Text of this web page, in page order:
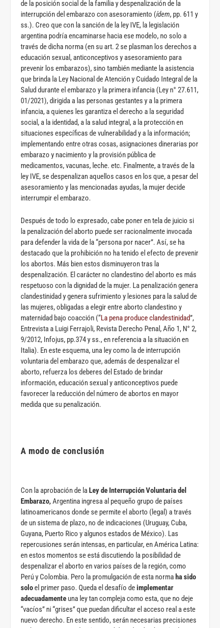
de la posición social de la familia y despenalización de la
interrupción del embarazo con asesoramiento (ídem, pp. 611 y
ss.). Creo que con la sanción de la ley IVE, la legislación
argentina podría encaminarse hacia ese modelo, no solo a
través de dicha norma (en su art. 2 se plasman los derechos a
educación sexual, anticonceptivos y asesoramiento para
prevenir los embarazos), sino también mediante la asistencia
que brinda la Ley Nacional de Atención y Cuidado Integral de la
Salud durante el embarazo y la primera infancia (Ley n° 27.611,
01/2021), dirigida a las personas gestantes y a la primera
infancia, a quienes les garantiza el derecho a la seguridad
social, a la identidad, a la salud integral, a la protección en
situaciones específicas de vulnerabilidad y a la información;
implementando entre otras cosas, asignaciones dinerarias por
embarazo y nacimiento y la provisión pública de
medicamentos, vacunas, leche. etc. Finalmente, a través de la
ley IVE, se despenalizan aquellos casos en los que, a pesar del
asesoramiento y las mencionadas ayudas, la mujer decide
interrumpir el embarazo.
Después de todo lo expresado, cabe poner en tela de juicio si
la penalización del aborto puede ser racionalmente invocada
para defender la vida de la “persona por nacer”. Así, se ha
destacado que la prohibición no ha tenido el efecto de prevenir
los abortos. Más bien estos disminuyeron tras la
despenalización. El carácter no clandestino del aborto es más
respetuoso con la dignidad de la mujer. La penalización genera
clandestinidad y genera sufrimiento y lesiones para la salud de
las mujeres, obligadas a elegir entre aborto clandestino y
maternidad bajo coacción (“La pena produce clandestinidad”,
Entrevista a Luigi Ferrajoli, Revista Derecho Penal, Año 1, N° 2,
9/2012, Infojus, pp.374 y ss., en referencia a la situación en
Italia). En este esquema, una ley como la de interrupción
voluntaria del embarazo que, además de despenalizar el
aborto, refuerza los deberes del Estado de brindar
información, educación sexual y anticonceptivos puede
favorecer la reducción del número de abortos en mayor
medida que su penalización.
A modo de conclusión
Con la aprobación de laLey de Interrupción Voluntaria del
Embarazo,Argentina ingresa al pequeño grupo de países
latinoamericanos donde se permite el aborto (legal) a través
de un sistema de plazo, no de indicaciones (Uruguay, Cuba,
Guyana, Puerto Rico y algunos estados de México). Las
repercusiones serán intensas, en particular, en América Latina:
en estos momentos se está discutiendo la posibilidad de
despenalizar el aborto en varios países de la región, como
Perú y Colombia. Pero la promulgación de esta norma ha sido
soloel primer paso. Queda el desafío deimplementar
adecuadamente una ley tan compleja como esta, que no deje
“vacíos” ni “grises” que puedan dificultar el acceso real a este
nuevo derecho. En este sentido, serán necesarias precisiones